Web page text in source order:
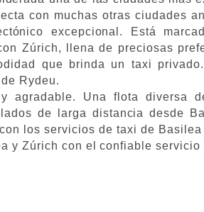
con muchas otras ciudades
excepcional. Está
Zúrich, llena de preciosas
que brinda un taxi
Rydeu.
agradable. Una flota diversa
de larga distancia desde
los servicios de taxi de
y Zúrich con el confiable servicio